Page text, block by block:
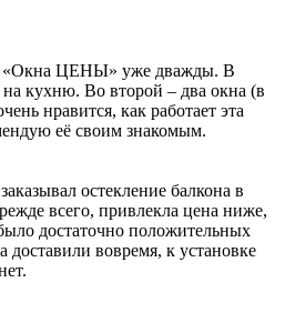
«Окна ЦЕНЫ» уже дважды. В
кухню. Во второй – два окна (в
нравится, как работает эта
её своим знакомым.
остекление балкона в
всего, привлекла цена ниже,
достаточно положительных
доставили вовремя, к установке